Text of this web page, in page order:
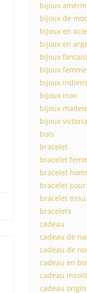
bijoux
bijoux de
bijoux en
bijoux en
bijoux
bijoux femme
bijoux indiens
bijoux inox
bijoux
bijoux victoria
bois
bracelet
bracelet
bracelet
bracelet
bracelet
bracelets
cadeau
cadeau de
cadeau de
cadeau en
cadeau
cadeau